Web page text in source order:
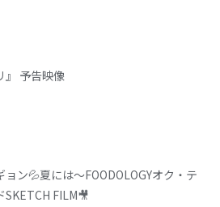
』 予告映像
ン💦夏には～FOODOLOGYオク・テ
FILM🎥